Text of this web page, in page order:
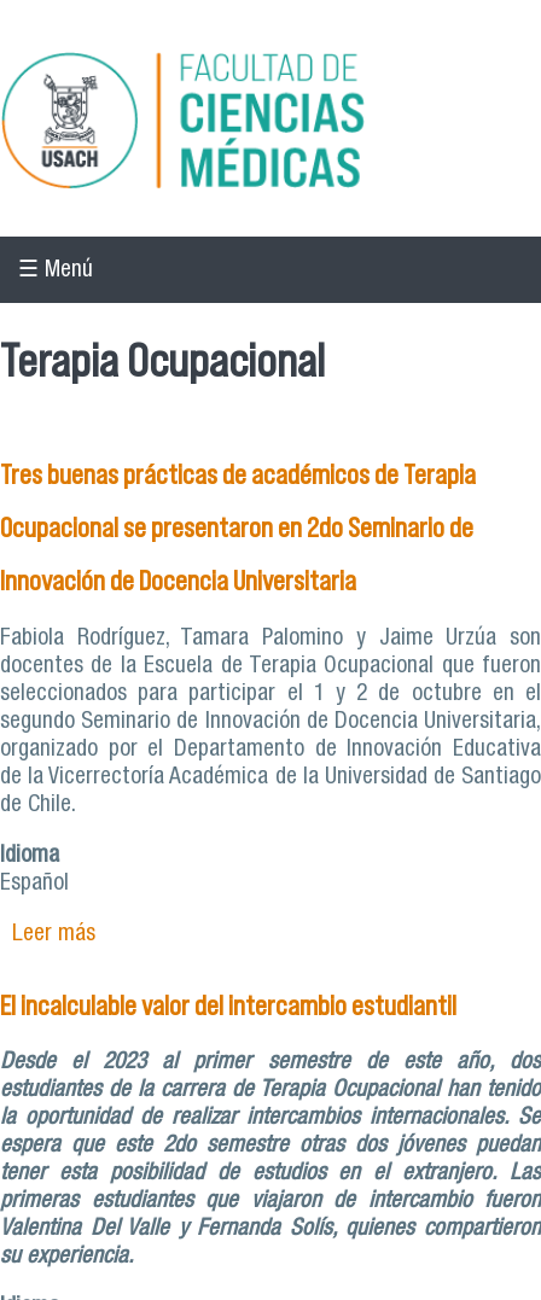
Pasar al contenido principal
☰ Menú
Terapia Ocupacional
Tres buenas prácticas de académicos de Terapia
Ocupacional se presentaron en 2do Seminario de
Innovación de Docencia Universitaria
Fabiola Rodríguez, Tamara Palomino y Jaime Urzúa son
docentes de la Escuela de Terapia Ocupacional que fueron
seleccionados para participar el 1 y 2 de octubre en el
segundo Seminario de Innovación de Docencia Universitaria,
organizado por el Departamento de Innovación Educativa
de la Vicerrectoría Académica de la Universidad de Santiago
de Chile.
Idioma
Español
Leer mássobre Tres buenas prácticas de académicos de
Seminario de Innovación de Docencia
Universitaria
El incalculable valor del intercambio estudiantil
Desde el 2023 al primer semestre de este año, dos
estudiantes de la carrera de Terapia Ocupacional han tenido
la oportunidad de realizar intercambios internacionales. Se
espera que este 2do semestre otras dos jóvenes puedan
tener esta posibilidad de estudios en el extranjero. Las
primeras estudiantes que viajaron de intercambio fueron
Valentina Del Valle y Fernanda Solís, quienes compartieron
su experiencia.